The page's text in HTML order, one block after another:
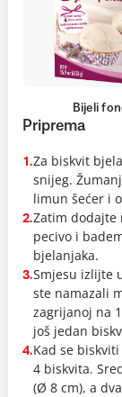
Bijeli
Priprema
1.Za biskvit
snijeg.
limun šećer i
2.Zatim dodajte
pecivo i
bjelanjaka.
3.Smjesu izlijte
ste namazali
zagrijanoj na
još jedan
4.Kad se
4 biskvita.
(Ø 8 cm), a